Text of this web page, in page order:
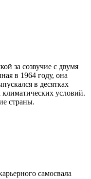
за созвучие с двумя
в 1964 году, она
в десятках
условий.
страны.
самосвала